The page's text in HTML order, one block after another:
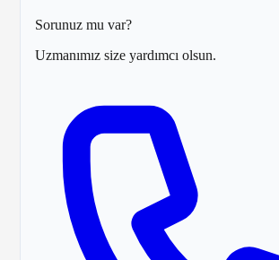
Sorunuz mu var?
Uzmanımız size yardımcı olsun.